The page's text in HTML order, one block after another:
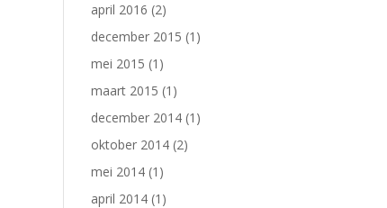
april 2016 (2)
december 2015 (1)
mei 2015 (1)
maart 2015 (1)
december 2014 (1)
oktober 2014 (2)
mei 2014 (1)
april 2014 (1)